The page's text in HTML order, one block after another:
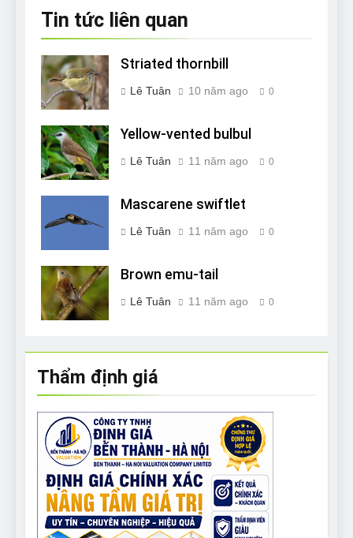
Tin tức liên quan
Striated thornbill
Lê Tuân 10 năm ago 0
Yellow-vented bulbul
Lê Tuân 11 năm ago 0
Mascarene swiftlet
Lê Tuân 11 năm ago 0
Brown emu-tail
Lê Tuân 11 năm ago 0
Thẩm định giá